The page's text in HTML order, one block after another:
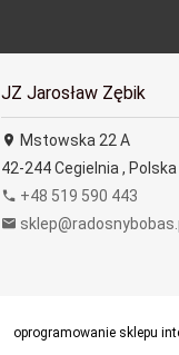
JZ Jarosław Zębik
Mstowska 22 A
42-244Cegielnia , Polska
+48 519 590 443
oprogramowanie sklepu